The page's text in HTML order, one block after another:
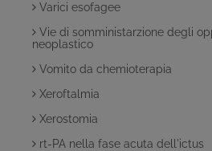
Varici esofagee
Vie di somministarzione degli
neoplastico
Vomito da chemioterapia
Xeroftalmia
Xerostomia
rt-PA nella fase acuta dell'ictus